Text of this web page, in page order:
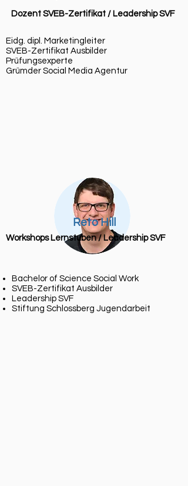
Dozent SVEB-Zertifikat / Leadership SVF
Eidg. dipl. Marketingleiter
SVEB-Zertifikat Ausbilder
Prüfungsexperte
Grümder Social Media Agentur
Reto Hill
Workshops Lernstuben / Leadership SVF
Bachelor of Science Social Work
SVEB-Zertifikat Ausbilder
Leadership SVF
Stiftung Schlossberg Jugendarbeit